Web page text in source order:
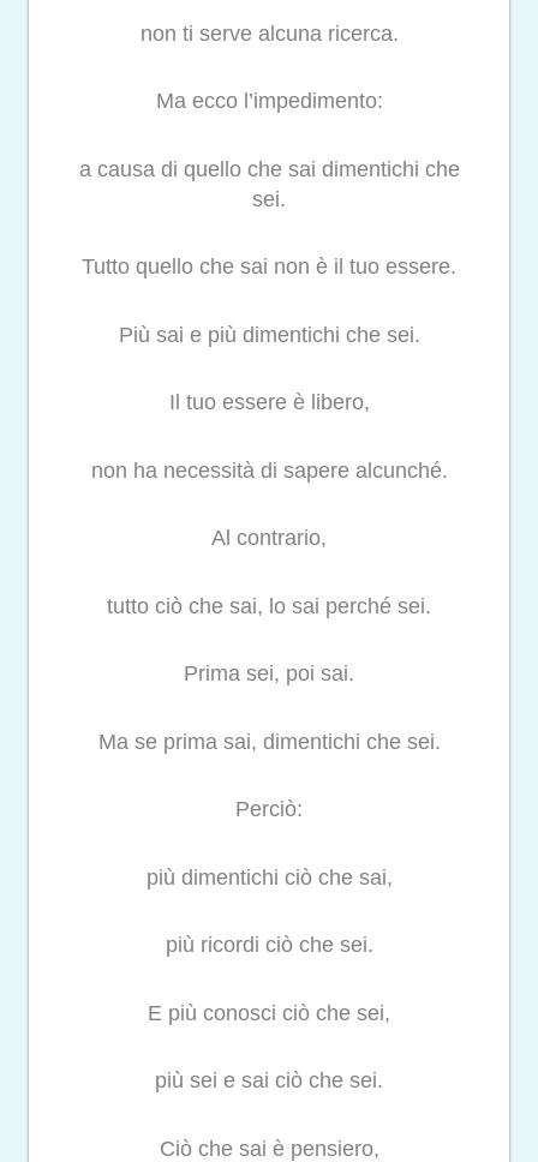
non ti serve alcuna ricerca.
Ma ecco l’impedimento:
a causa di quello che sai dimentichi che
sei.
Tutto quello che sai non è il tuo essere.
Più sai e più dimentichi che sei.
Il tuo essere è libero,
non ha necessità di sapere alcunché.
Al contrario,
tutto ciò che sai, lo sai perché sei.
Prima sei, poi sai.
Ma se prima sai, dimentichi che sei.
Perciò:
più dimentichi ciò che sai,
più ricordi ciò che sei.
E più conosci ciò che sei,
più sei e sai ciò che sei.
Ciò che sai è pensiero,